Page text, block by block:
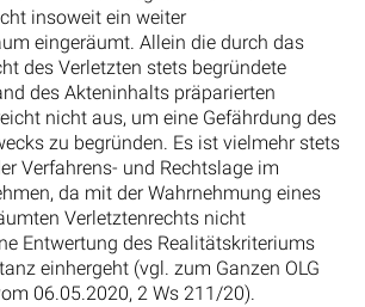
insoweit ein weiter
eingeräumt. Allein die durch das
des Verletzten stets begründete
des Akteninhalts präparierten
nicht aus, um eine Gefährdung des
zu begründen. Es ist vielmehr stets
Verfahrens- und Rechtslage im
da mit der Wahrnehmung eines
Verletztenrechts nicht
Entwertung des Realitätskriteriums
einhergeht (vgl. zum Ganzen OLG
06.05.2020, 2 Ws 211/20).